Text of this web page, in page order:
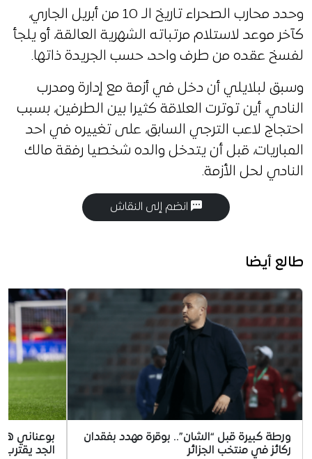
وحدد محارب الصحراء تاريخ الـ 10 من أبريل الجاري،
كآخر موعد لاستلام مرتباته الشهرية العالقة، أو يلجأ
لفسخ عقده من طرف واحد، حسب الجريدة ذاتها.
وسبق لبلايلي أن دخل في أزمة مع إدارة ومدرب
النادي، أين توترت العلاقة كثيرا بين الطرفين، بسبب
احتجاج لاعب الترجي السابق، على تغييره في احد
المباريات، قبل أن يتدخل والده شخصيا رفقة مالك
النادي لحل الأزمة.
انضم إلى النقاش
طالع أيضا
ورطة كبيرة قبل “الشان”.. بوقرة مهدد بفقدان
ركائز في منتخب الجزائر
بوعناني
الجد يقترب